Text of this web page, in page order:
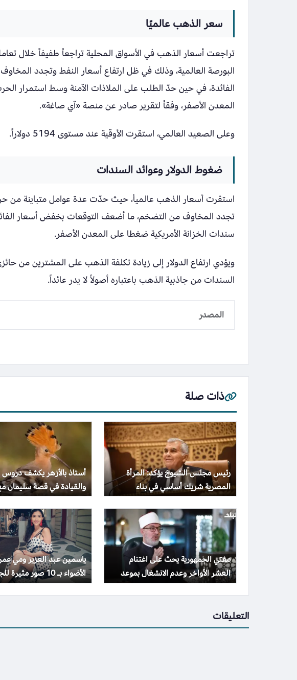
سعر الذهب عالميًا
تراجعت أسعار الذهب في الأسواق المحلية تراجعاً طفيفاً خلال
البورصة العالمية، وذلك في ظل ارتفاع أسعار النفط وتجدد
الفائدة، في حين حدّ الطلب على الملاذات الآمنة وسط استمرار
المعدن الأصفر، وفقاً لتقرير صادر عن منصة «آي صاغة».
وعلى الصعيد العالمي، استقرت الأوقية عند مستوى 5194 دولاراً.
ضغوط الدولار وعوائد السندات
استقرت أسعار الذهب عالمياً، حيث حدّت عدة عوامل متباينة من
تجدد المخاوف من التضخم، ما أضعف التوقعات بخفض أسعار
سندات الخزانة الأمريكية ضغطا على المعدن الأصفر.
ويؤدي ارتفاع الدولار إلى زيادة تكلفة الذهب على المشترين من
السندات من جاذبية الذهب باعتباره أصولاً لا يدر عائداً.
المصدر
ذات صلة
رئيس مجلس الشيوخ يؤكد: المرأة
المصرية شريك أساسي في بناء
المجتمع وتحقيق التنمية الشاملة
أستاذ بالأزهر يكشف دروس
والقيادة في قصة سليمان
والهدهد
مفتي الجمهورية يحث على اغتنام
العشر الأواخر وعدم الانشغال بموعد
ليلة القدر
ياسمين عبد العزيز ومي
الأضواء بـ 10 صور مثيرة للجدل
التعليقات